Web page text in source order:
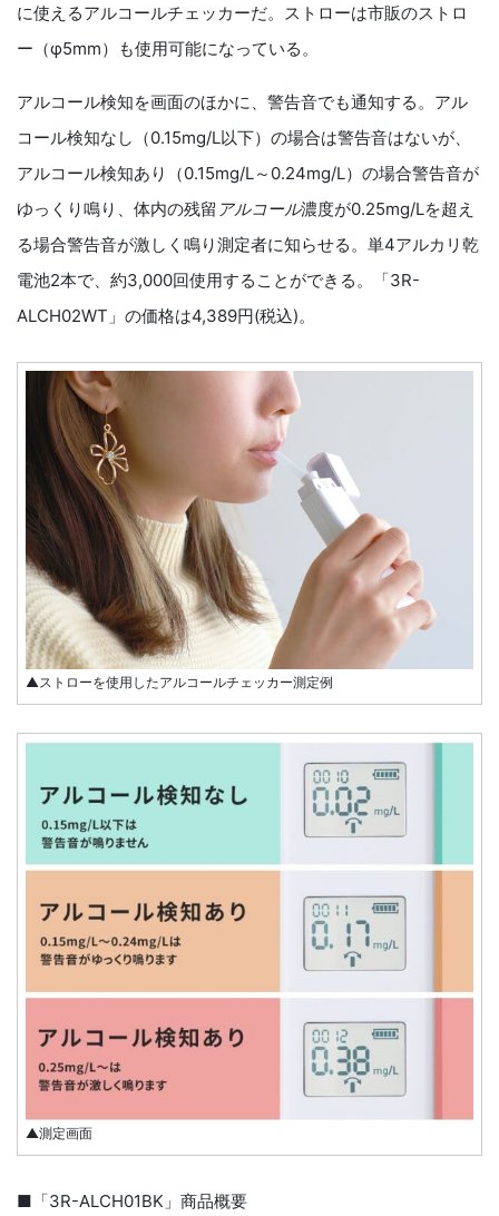
に使えるアルコールチェッカーだ。ストローは市販のストロ
ー（φ5mm）も使用可能になっている。
アルコール検知を画面のほかに、警告音でも通知する。アル
コール検知なし（0.15mg/L以下）の場合は警告音はないが、
アルコール検知あり（0.15mg/L～0.24mg/L）の場合警告音が
ゆっくり鳴り、体内の残留 アルコール濃度が0.25mg/Lを超え
る場合警告音が激しく鳴り測定者に知らせる。単4アルカリ乾
電池2本で、約3,000回使用することができる。「3R-
ALCH02WT」の価格は4,389円(税込)。
▲ストローを使用したアルコールチェッカー測定例
▲測定画面
■「3R-ALCH01BK」商品概要